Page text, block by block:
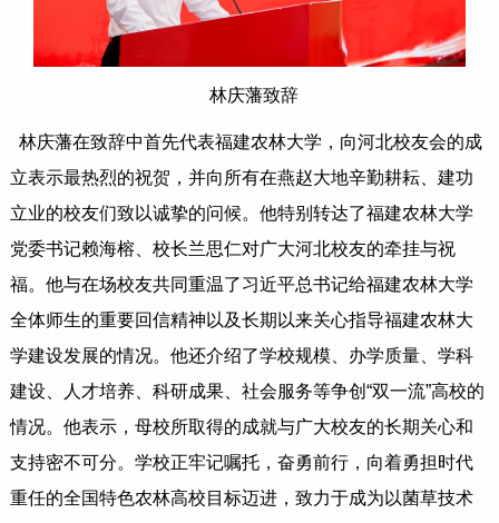
林庆藩致辞
林庆藩在致辞中首先代表福建农林大学，向河北校友会的成
立表示最热烈的祝贺，并向所有在燕赵大地辛勤耕耘、建功
立业的校友们致以诚挚的问候。他特别转达了福建农林大学
党委书记赖海榕、校长兰思仁对广大河北校友的牵挂与祝
福。他与在场校友共同重温了习近平总书记给福建农林大学
全体师生的重要回信精神以及长期以来关心指导福建农林大
学建设发展的情况。他还介绍了学校规模、办学质量、学科
建设、人才培养、科研成果、社会服务等争创“双一流”高校的
情况。他表示，母校所取得的成就与广大校友的长期关心和
支持密不可分。学校正牢记嘱托，奋勇前行，向着勇担时代
重任的全国特色农林高校目标迈进，致力于成为以菌草技术